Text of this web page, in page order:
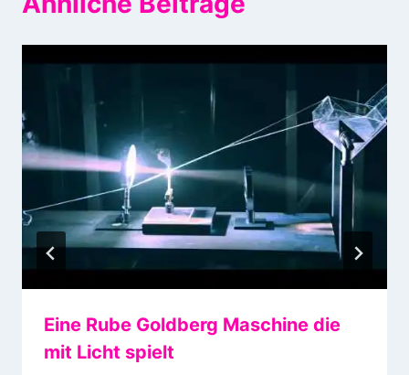
Eine Rube Goldberg Maschine die
mit Licht spielt